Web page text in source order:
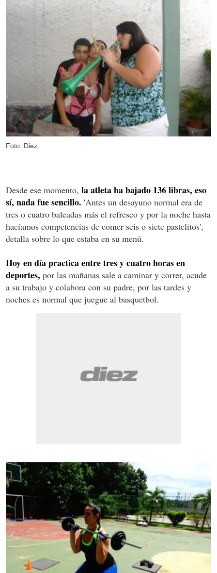
Foto: Diez
Desde ese momento, la atleta ha bajado 136 libras, eso
sí, nada fue sencillo. 'Antes un desayuno normal era de
tres o cuatro baleadas más el refresco y por la noche hasta
hacíamos competencias de comer seis o siete pastelitos',
detalla sobre lo que estaba en su menú.
Hoy en día practica entre tres y cuatro horas en
deportes, por las mañanas sale a caminar y correr, acude
a su trabajo y colabora con su padre, por las tardes y
noches es normal que juegue al basquetbol.